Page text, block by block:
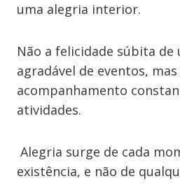
uma alegria interior.
Não a felicidade súbita de
agradável de eventos,
acompanhamento
atividades.
Alegria surge de cada
existência, e não de